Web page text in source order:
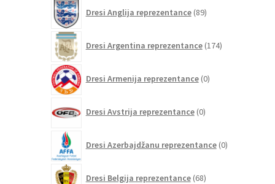
Dresi Anglija reprezentance 89izdelkov
Dresi Argentina reprezentance 174izdelkov
Dresi Armenija reprezentance 0izdelkov
Dresi Avstrija reprezentance 0izdelkov
Dresi Azerbajdžanu reprezentance 0izdelkov
Dresi Belgija reprezentance 68